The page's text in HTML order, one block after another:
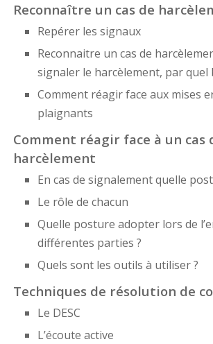
Reconnaître un cas de
Repérer les signaux
Reconnaitre un cas de
signaler le harcèlement, par quel
Comment réagir face aux mises
plaignants
Comment réagir face à un cas
harcèlement
En cas de signalement quelle
Le rôle de chacun
Quelle posture adopter lors de
différentes parties ?
Quels sont les outils à utiliser ?
Techniques de résolution de
Le DESC
L’écoute active